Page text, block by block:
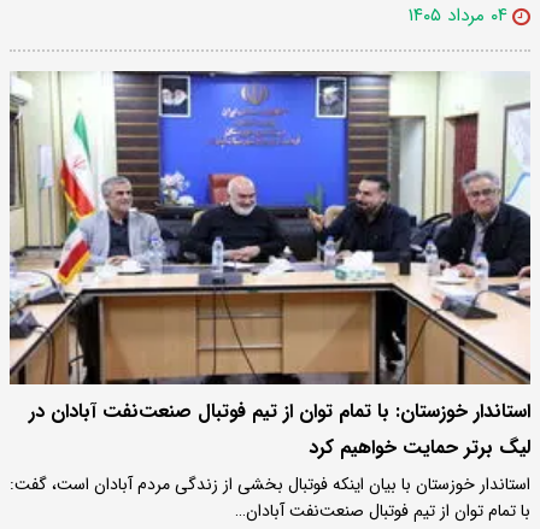
۰۴ مرداد ۱۴۰۵
استاندار خوزستان: با تمام توان از تیم فوتبال صنعت‌نفت آبادان در
لیگ برتر حمایت خواهیم کرد
استاندار خوزستان با بیان اینکه فوتبال بخشی از زندگی مردم آبادان است، گفت:
با تمام توان از تیم فوتبال صنعت‌نفت آبادان…